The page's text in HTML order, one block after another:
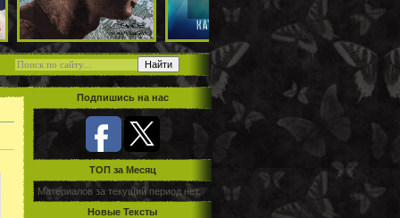
Подпишись на нас
TOП за Месяц
Материалов за текущий период нет.
Новые Тексты